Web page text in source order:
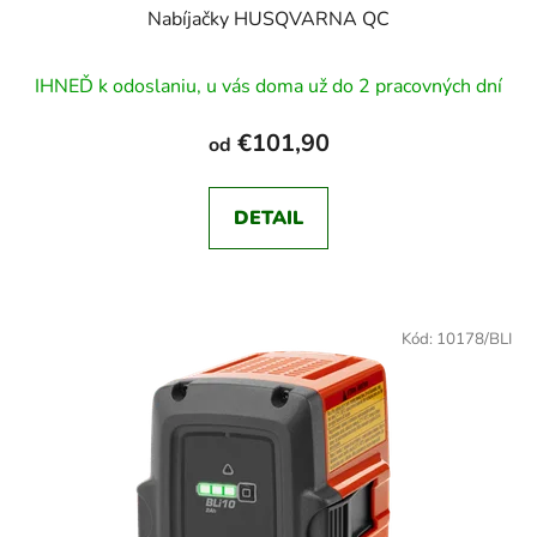
Nabíjačky HUSQVARNA QC
IHNEĎ k odoslaniu, u vás doma už do 2 pracovných dní
od €101,90
DETAIL
Kód: 10178/BLI